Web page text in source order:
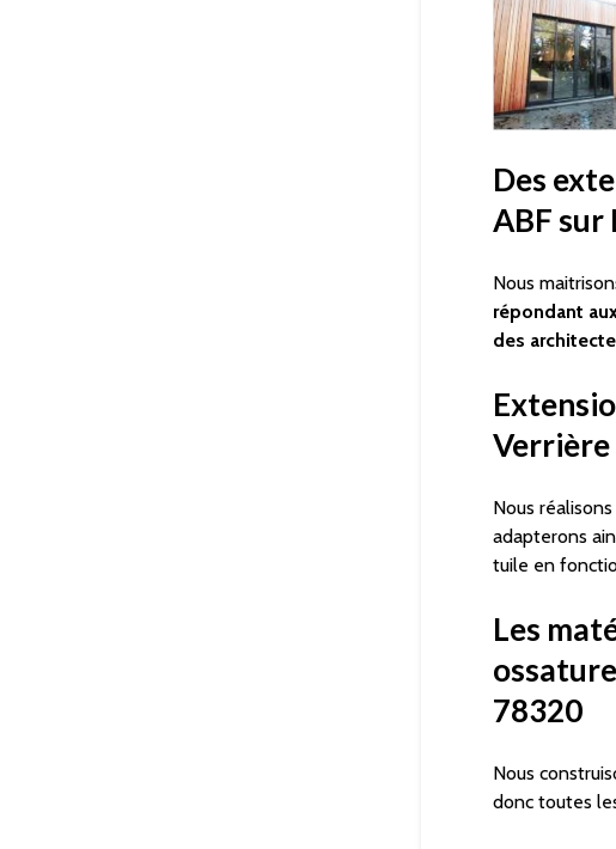
Des
ABF sur
Nous
répondant
des
Nous
adapterons
tuile en
Les
78320
Nous
donc toutes